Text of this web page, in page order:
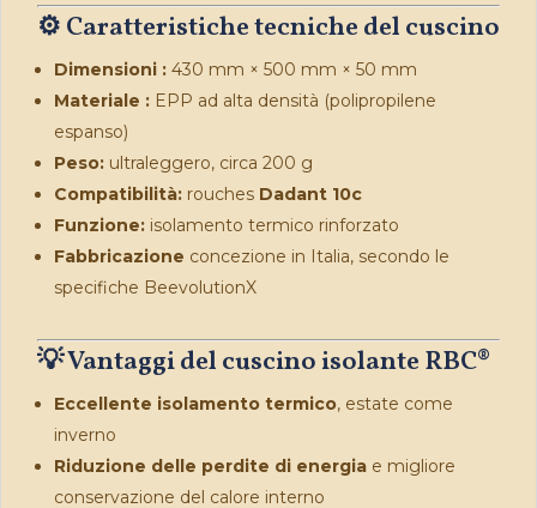
⚙️ Caratteristiche tecniche del cuscino
Dimensioni : 430 mm × 500 mm × 50 mm
Materiale : EPP ad alta densità (polipropilene
espanso)
Peso: ultraleggero, circa 200 g
Compatibilità: rouches Dadant 10c
Funzione: isolamento termico rinforzato
Fabbricazione concezione in Italia, secondo le
specifiche BeevolutionX
💡 Vantaggi del cuscino isolante RBC®
Eccellente isolamento termico, estate come
inverno
Riduzione delle perdite di energia e migliore
conservazione del calore interno